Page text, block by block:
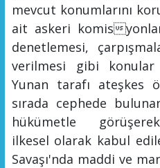
mevcut konumlarını
ait askeri komis
denetlemesi,
verilmesi gibi konular
Yunan tarafı ateşkes
sırada cephede
hükümetle
ilkesel olarak kabul
Savaşı'nda maddi ve